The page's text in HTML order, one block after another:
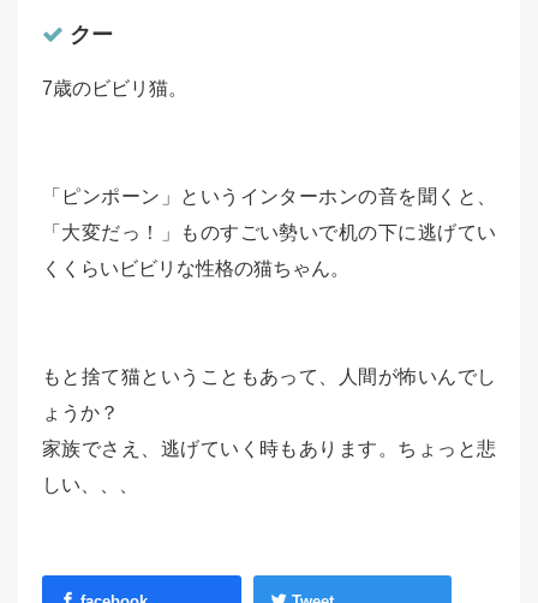
クー
7歳のビビリ猫。
「ピンポーン」というインターホンの音を聞くと、
「大変だっ！」ものすごい勢いで机の下に逃げてい
くくらいビビリな性格の猫ちゃん。
もと捨て猫ということもあって、人間が怖いんでし
ょうか？
家族でさえ、逃げていく時もあります。ちょっと悲
しい、、、